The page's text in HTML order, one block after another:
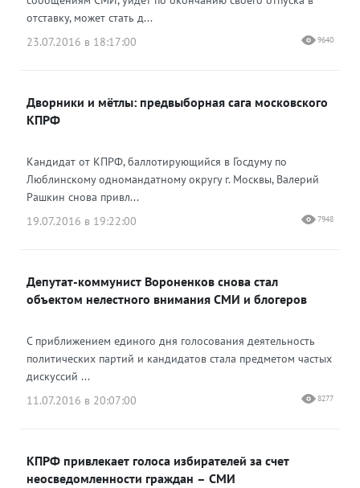
отставку, может стать д...
23.07.2016 в 18:17:00
9640
Дворники и мётлы: предвыборная сага московского
КПРФ
Кандидат от КПРФ, баллотирующийся в Госдуму по
Люблинскому одномандатному округу г. Москвы, Валерий
Рашкин снова привл...
19.07.2016 в 19:22:00
7948
Депутат-коммунист Вороненков снова стал
объектом нелестного внимания СМИ и блогеров
С приближением единого дня голосования деятельность
политических партий и кандидатов стала предметом частых
дискуссий ...
11.07.2016 в 20:07:00
8277
КПРФ привлекает голоса избирателей за счет
неосведомленности граждан – СМИ